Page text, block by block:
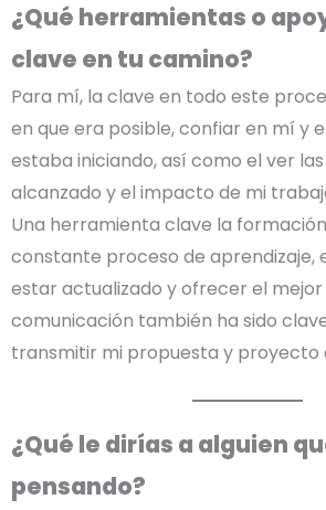
¿Qué herramientas o
clave en tu camino?
Para mí, la clave en todo este
en que era posible, confiar en mí y
estaba iniciando, así como el ver
alcanzado y el impacto de mi
Una herramienta clave la
constante proceso de aprendizaje,
estar actualizado y ofrecer el mejor
comunicación también ha sido
transmitir mi propuesta y proyecto
¿Qué le dirías a alguien
pensando?